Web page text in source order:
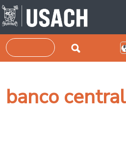
Pasar al contenido principal
Buscar
banco central